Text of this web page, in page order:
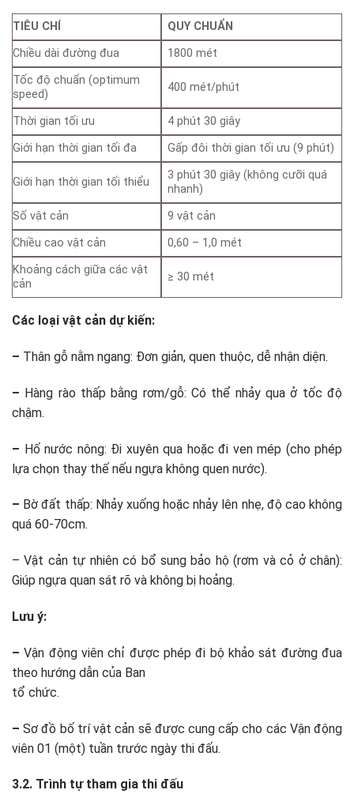
TIÊU CHÍ
QUY CHUẨN
Chiều dài đường đua
1800 mét
Tốc độ chuẩn (optimum
speed)
400 mét/phút
Thời gian tối ưu
4 phút 30 giây
Giới hạn thời gian tối đa
Gấp đôi thời gian tối ưu (9 phút)
Giới hạn thời gian tối thiểu
3 phút 30 giây (không cưỡi quá
nhanh)
Số vật cản
9 vật cản
Chiều cao vật cản
0,60 – 1,0 mét
Khoảng cách giữa các vật
cản
≥ 30 mét
Các loại vật cản dự kiến:
– Thân gỗ nằm ngang: Đơn giản, quen thuộc, dễ nhận diện.
– Hàng rào thấp bằng rơm/gỗ: Có thể nhảy qua ở tốc độ
chậm.
– Hố nước nông: Đi xuyên qua hoặc đi ven mép (cho phép
lựa chọn thay thế nếu ngựa không quen nước).
– Bờ đất thấp: Nhảy xuống hoặc nhảy lên nhẹ, độ cao không
quá 60-70cm.
– Vật cản tự nhiên có bổ sung bảo hộ (rơm và cỏ ở chân):
Giúp ngựa quan sát rõ và không bị hoảng.
Lưu ý:
–Vận động viên chỉ được phép đi bộ khảo sát đường đua
theo hướng dẫn của Ban
tổ chức.
– Sơ đồ bố trí vật cản sẽ được cung cấp cho các Vận động
viên 01 (một) tuần trước ngày thi đấu.
3.2. Trình tự tham gia thi đấu